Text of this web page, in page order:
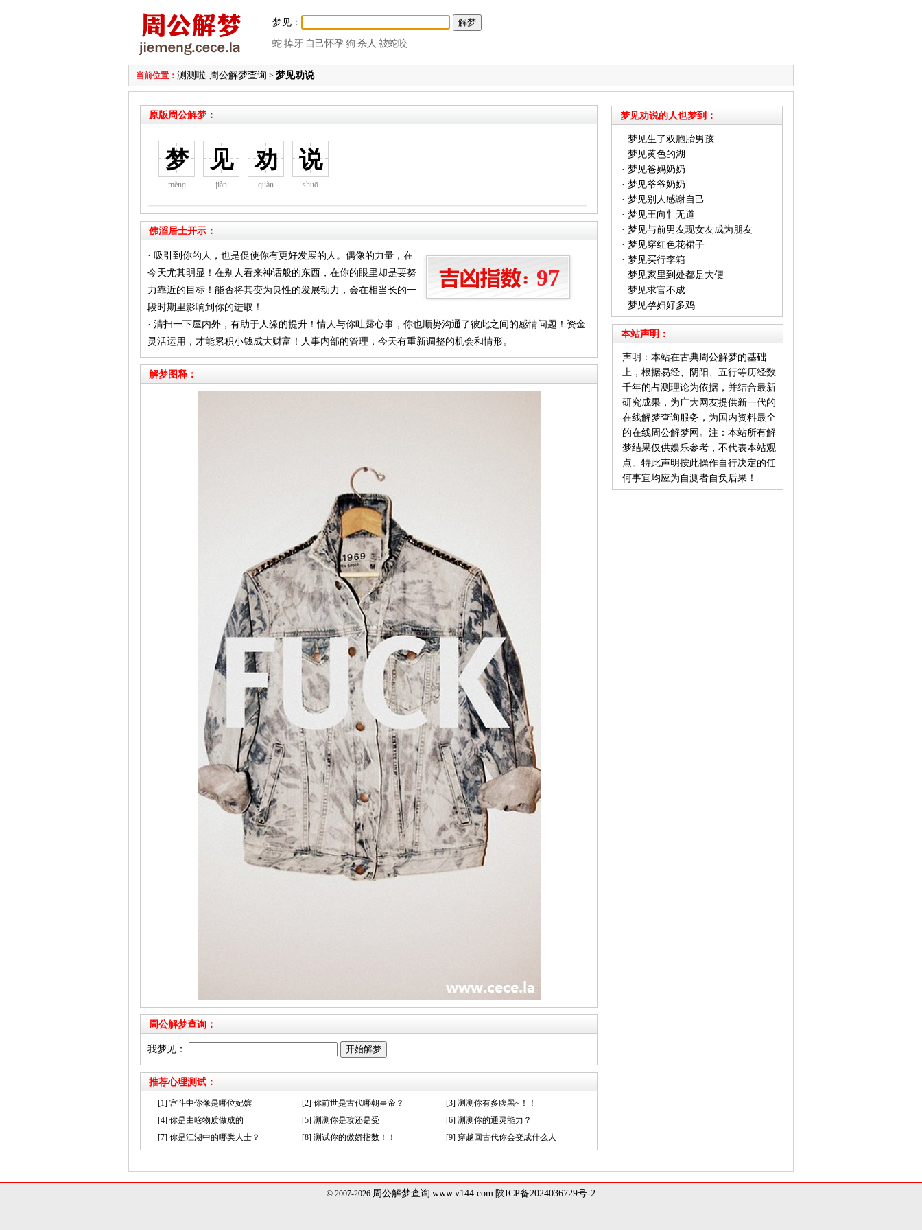
梦见：
蛇 掉牙 自己怀孕 狗 杀人 被蛇咬
当前位置： 测测啦-周公解梦查询 > 梦见劝说
原版周公解梦：
梦
mènɡ
见
jiàn
劝
quàn
说
shuō
佛滔居士开示：
97
· 吸引到你的人，也是促使你有更好发展的人。偶像的力量，在
今天尤其明显！在别人看来神话般的东西，在你的眼里却是要努
力靠近的目标！能否将其变为良性的发展动力，会在相当长的一
段时期里影响到你的进取！
· 清扫一下屋内外，有助于人缘的提升！情人与你吐露心事，你也顺势沟通了彼此之间的感情问题！资金
灵活运用，才能累积小钱成大财富！人事内部的管理，今天有重新调整的机会和情形。
解梦图释：
周公解梦查询：
我梦见：
推荐心理测试：
[1] 宫斗中你像是哪位妃嫔 [2] 你前世是古代哪朝皇帝？
[3] 测测你有多腹黑~！！
[4] 你是由啥物质做成的
[5] 测测你是攻还是受
[6] 测测你的通灵能力？
[7] 你是江湖中的哪类人士？
[8] 测试你的傲娇指数！！ [9] 穿越回古代你会变成什么人
梦见劝说的人也梦到：
· 梦见生了双胞胎男孩
· 梦见黄色的湖
· 梦见爸妈奶奶
· 梦见爷爷奶奶
· 梦见别人感谢自己
· 梦见王向忄无道
· 梦见与前男友现女友成为朋友
· 梦见穿红色花裙子
· 梦见买行李箱
· 梦见家里到处都是大便
· 梦见求官不成
· 梦见孕妇好多鸡
本站声明：
声明：本站在古典周公解梦的基础
上，根据易经、阴阳、五行等历经数
千年的占测理论为依据，并结合最新
研究成果，为广大网友提供新一代的
在线解梦查询服务，为国内资料最全
的在线周公解梦网。注：本站所有解
梦结果仅供娱乐参考，不代表本站观
点。特此声明按此操作自行决定的任
何事宜均应为自测者自负后果！
© 2007-2026 周公解梦查询 www.v144.com 陕ICP备2024036729号-2